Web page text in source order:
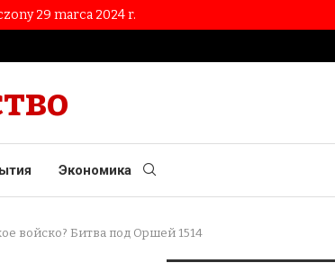
29 marca 2024 r.
Экономика
войско? Битва под Оршей 1514